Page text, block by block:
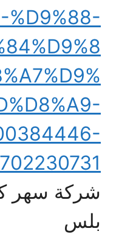
%D9%88-
شركة سهر
بلس